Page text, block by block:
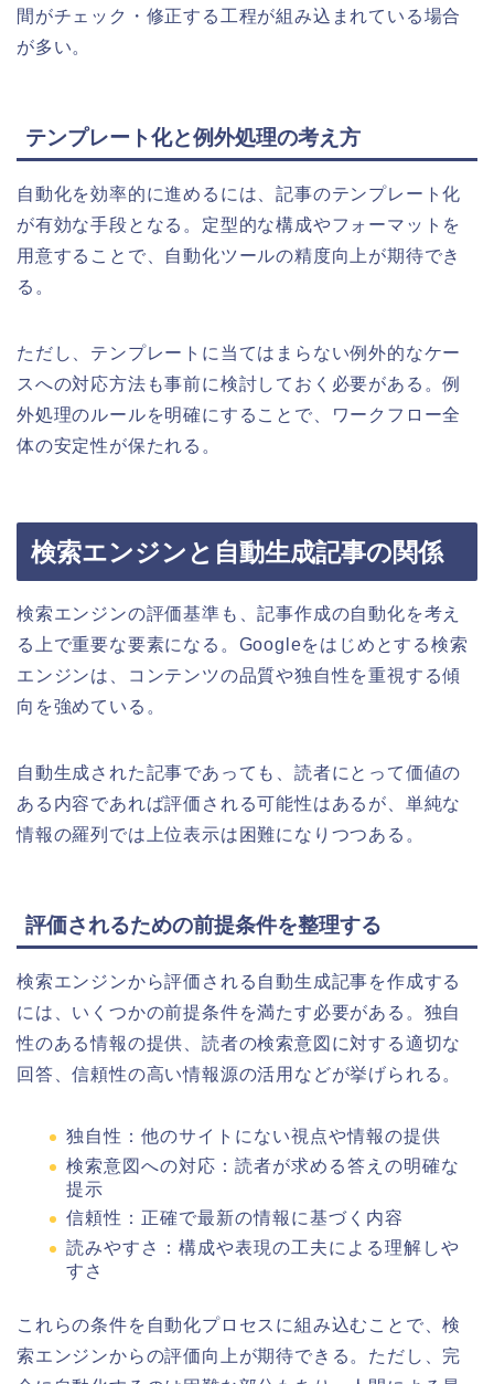
間がチェック・修正する工程が組み込まれている場合
が多い。
テンプレート化と例外処理の考え方
自動化を効率的に進めるには、記事のテンプレート化
が有効な手段となる。定型的な構成やフォーマットを
用意することで、自動化ツールの精度向上が期待でき
る。
ただし、テンプレートに当てはまらない例外的なケー
スへの対応方法も事前に検討しておく必要がある。例
外処理のルールを明確にすることで、ワークフロー全
体の安定性が保たれる。
検索エンジンと自動生成記事の関係
検索エンジンの評価基準も、記事作成の自動化を考え
る上で重要な要素になる。Googleをはじめとする検索
エンジンは、コンテンツの品質や独自性を重視する傾
向を強めている。
自動生成された記事であっても、読者にとって価値の
ある内容であれば評価される可能性はあるが、単純な
情報の羅列では上位表示は困難になりつつある。
評価されるための前提条件を整理する
検索エンジンから評価される自動生成記事を作成する
には、いくつかの前提条件を満たす必要がある。独自
性のある情報の提供、読者の検索意図に対する適切な
回答、信頼性の高い情報源の活用などが挙げられる。
独自性：他のサイトにない視点や情報の提供
検索意図への対応：読者が求める答えの明確な
提示
信頼性：正確で最新の情報に基づく内容
読みやすさ：構成や表現の工夫による理解しや
すさ
これらの条件を自動化プロセスに組み込むことで、検
索エンジンからの評価向上が期待できる。ただし、完